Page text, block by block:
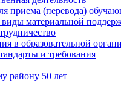
приема (перевода)
материальной
в образовательной
и требования
району 50 лет